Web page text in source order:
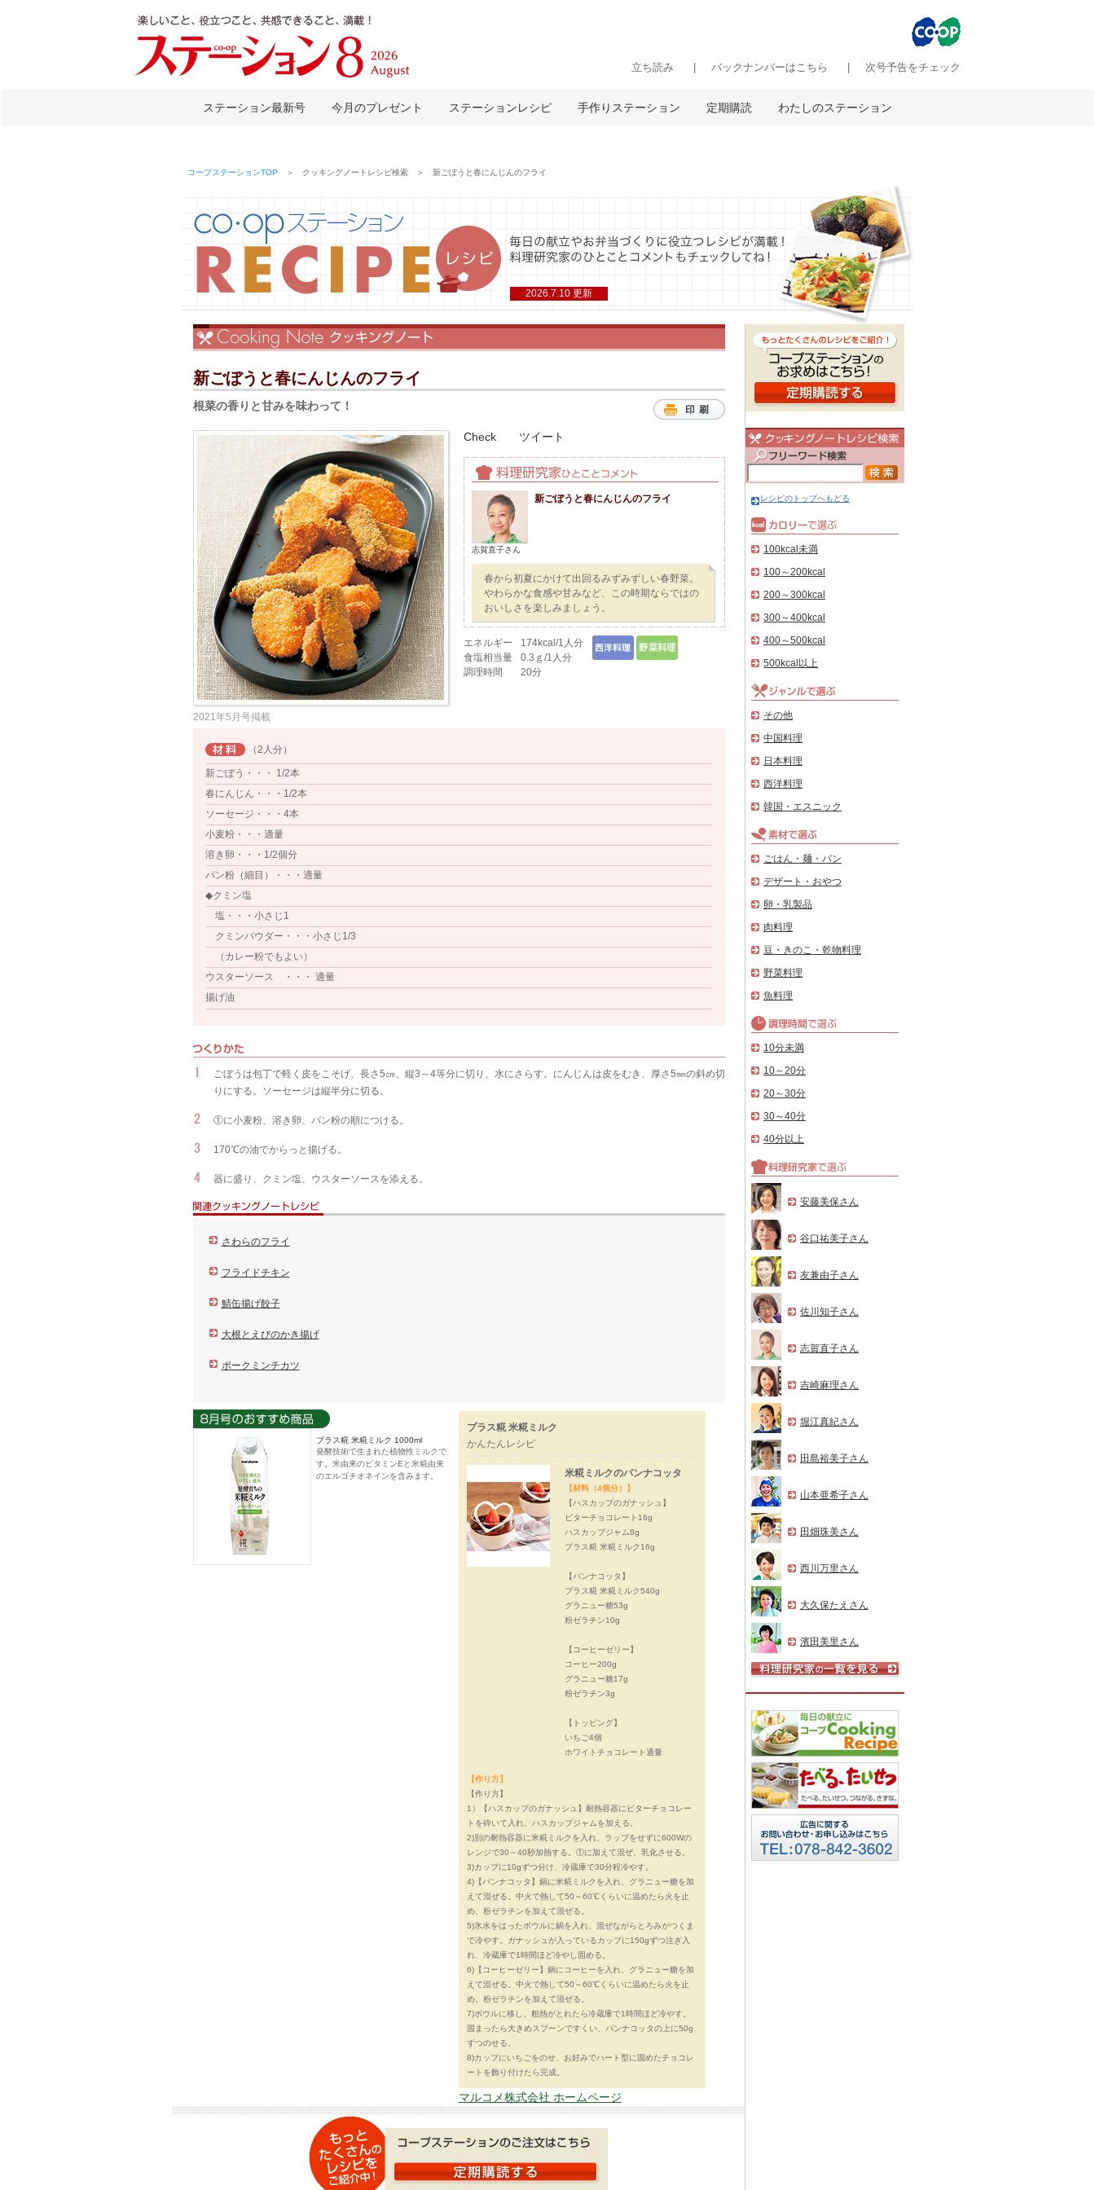
立ち読み バックナンバーはこちら 次号予告をチェック
ステーション最新号 今月のプレゼント ステーションレシピ 手作りステーション 定期購読 わたしのステーション
コープステーションTOP ＞ クッキングノートレシピ検索 ＞ 新ごぼうと春にんじんのフライ
2026.7.10 更新
新ごぼうと春にんじんのフライ
根菜の香りと甘みを味わって！
2021年5月号掲載
Check ツイート
志賀直子さん
新ごぼうと春にんじんのフライ
春から初夏にかけて出回るみずみずしい春野菜。
やわらかな食感や甘みなど、この時期ならではの
おいしさを楽しみましょう。
エネルギー
174kcal/1人分
食塩相当量
0.3ｇ/1人分
調理時間
20分
（2人分）
新ごぼう・・・ 1/2本
春にんじん・・・1/2本
ソーセージ・・・4本
小麦粉・・・適量
溶き卵・・・1/2個分
パン粉（細目）・・・適量
◆クミン塩
塩・・・小さじ1
クミンパウダー・・・小さじ1/3
（カレー粉でもよい）
ウスターソース ・・・ 適量
揚げ油
ごぼうは包丁で軽く皮をこそげ、長さ5㎝、縦3～4等分に切り、水にさらす。にんじんは皮をむき、厚さ5㎜の斜め切
りにする。ソーセージは縦半分に切る。
①に小麦粉、溶き卵、パン粉の順につける。
170℃の油でからっと揚げる。
器に盛り、クミン塩、ウスターソースを添える。
さわらのフライ
フライドチキン
鯖缶揚げ餃子
大根とえびのかき揚げ
ポークミンチカツ
プラス糀 米糀ミルク 1000ml
発酵技術で生まれた植物性ミルクで
す。米由来のビタミンEと米糀由来
のエルゴチオネインを含みます。
プラス糀 米糀ミルク
かんたんレシピ
米糀ミルクのパンナコッタ
【材料（4個分）】
【ハスカップのガナッシュ】
ビターチョコレート16g
ハスカップジャム8g
プラス糀 米糀ミルク16g
【パンナコッタ】
プラス糀 米糀ミルク540g
グラニュー糖53g
粉ゼラチン10g
【コーヒーゼリー】
コーヒー200g
グラニュー糖17g
粉ゼラチン3g
【トッピング】
いちご4個
ホワイトチョコレート適量
【作り方】
【作り方】
1）【ハスカップのガナッシュ】耐熱容器にビターチョコレー
トを砕いて入れ、ハスカップジャムを加える。
2)別の耐熱容器に米糀ミルクを入れ、ラップをせずに600Wの
レンジで30～40秒加熱する。①に加えて混ぜ、乳化させる。
3)カップに10gずつ分け、冷蔵庫で30分程冷やす。
4)【パンナコッタ】鍋に米糀ミルクを入れ、グラニュー糖を加
えて混ぜる。中火で熱して50～60℃くらいに温めたら火を止
め、粉ゼラチンを加えて混ぜる。
5)氷水をはったボウルに鍋を入れ、混ぜながらとろみがつくま
で冷やす。ガナッシュが入っているカップに150gずつ注ぎ入
れ、冷蔵庫で1時間ほど冷やし固める。
6)【コーヒーゼリー】鍋にコーヒーを入れ、グラニュー糖を加
えて混ぜる。中火で熱して50～60℃くらいに温めたら火を止
め、粉ゼラチンを加えて混ぜる。
7)ボウルに移し、粗熱がとれたら冷蔵庫で1時間ほど冷やす。
固まったら大きめスプーンですくい、パンナコッタの上に50g
ずつのせる。
8)カップにいちごをのせ、お好みでハート型に固めたチョコレ
ートを飾り付けたら完成。
マルコメ株式会社 ホームページ
レシピのトップへもどる
100kcal未満
100～200kcal
200～300kcal
300～400kcal
400～500kcal
500kcal以上
その他
中国料理
日本料理
西洋料理
韓国・エスニック
ごはん・麺・パン
デザート・おやつ
卵・乳製品
肉料理
豆・きのこ・乾物料理
野菜料理
魚料理
10分未満
10～20分
20～30分
30～40分
40分以上
安藤美保さん
谷口祐美子さん
友兼由子さん
佐川知子さん
志賀直子さん
吉崎麻理さん
堀江真紀さん
田島裕美子さん
山本亜希子さん
田畑珠美さん
西川万里さん
大久保たえさん
濱田美里さん